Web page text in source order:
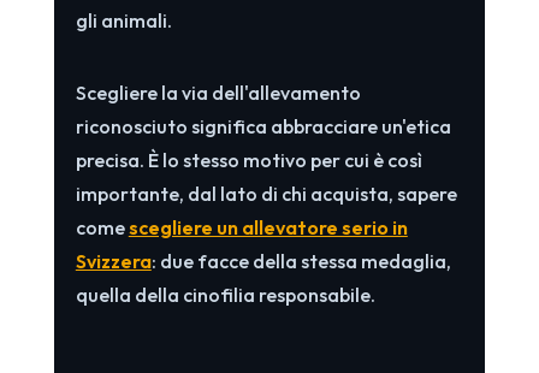
gli animali.
Scegliere la via dell'allevamento
riconosciuto significa abbracciare un'etica
precisa. È lo stesso motivo per cui è così
importante, dal lato di chi acquista, sapere
comescegliere un allevatore serio in
Svizzera: due facce della stessa medaglia,
quella della cinofilia responsabile.